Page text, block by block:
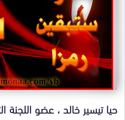
حيا تيسير خالد ، عضو اللجنة